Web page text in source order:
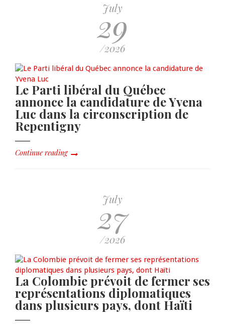
July
29
/2026
Le Parti libéral du Québec
annonce la candidature de Yvena
Luc dans la circonscription de
Repentigny
Continue reading
July
27
/2026
La Colombie prévoit de fermer ses
représentations diplomatiques
dans plusieurs pays, dont Haïti